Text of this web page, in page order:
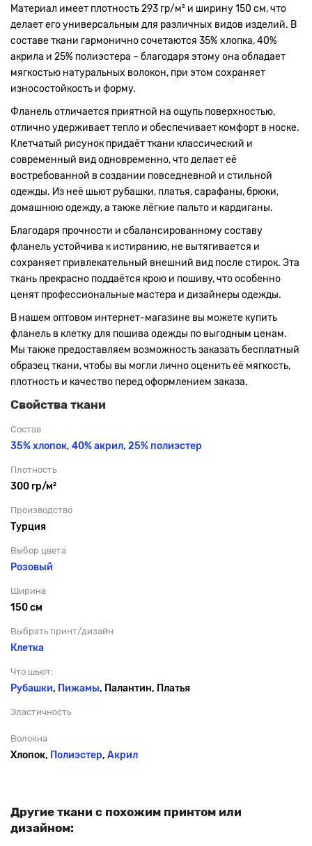
Материал имеет плотность 293 гр/м² и ширину 150 см, что
делает его универсальным для различных видов изделий. В
составе ткани гармонично сочетаются 35% хлопка, 40%
акрила и 25% полиэстера – благодаря этому она обладает
мягкостью натуральных волокон, при этом сохраняет
износостойкость и форму.
Фланель отличается приятной на ощупь поверхностью,
отлично удерживает тепло и обеспечивает комфорт в носке.
Клетчатый рисунок придаёт ткани классический и
современный вид одновременно, что делает её
востребованной в создании повседневной и стильной
одежды. Из неё шьют рубашки, платья, сарафаны, брюки,
домашнюю одежду, а также лёгкие пальто и кардиганы.
Благодаря прочности и сбалансированному составу
фланель устойчива к истиранию, не вытягивается и
сохраняет привлекательный внешний вид после стирок. Эта
ткань прекрасно поддаётся крою и пошиву, что особенно
ценят профессиональные мастера и дизайнеры одежды.
В нашем оптовом интернет-магазине вы можете купить
фланель в клетку для пошива одежды по выгодным ценам.
Мы также предоставляем возможность заказать бесплатный
образец ткани, чтобы вы могли лично оценить её мягкость,
плотность и качество перед оформлением заказа.
Свойства ткани
Состав
35% хлопок, 40% акрил, 25% полиэстер
Плотность
300 гр/м²
Производство
Турция
Выбор цвета
Розовый
Ширина
150 см
Выбрать принт/дизайн
Клетка
Что шьют:
Рубашки, Пижамы, Палантин, Платья
Эластичность
Волокна
Хлопок, Полиэстер, Акрил
Другие ткани с похожим принтом или
дизайном: